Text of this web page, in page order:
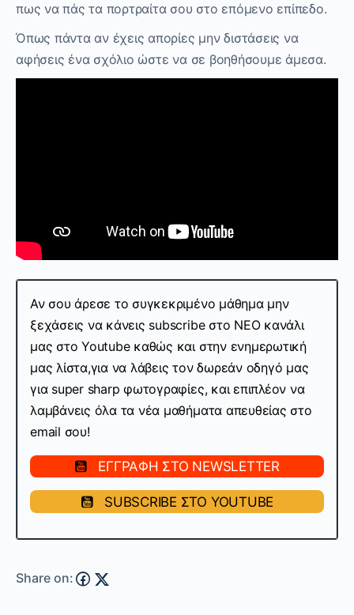
πως να πάς τα πορτραίτα σου στο επόμενο επίπεδο.
Όπως πάντα αν έχεις απορίες μην διστάσεις να
αφήσεις ένα σχόλιο ώστε να σε βοηθήσουμε άμεσα.
Αν σου άρεσε το συγκεκριμένο μάθημα μην
ξεχάσεις να κάνεις subscribe στo ΝΕΟ κανάλι
μας στο Youtube καθώς και στην ενημερωτική
μας λίστα,για να λάβεις τον δωρεάν οδηγό μας
για super sharp φωτογραφίες, και επιπλέον να
λαμβάνεις όλα τα νέα μαθήματα απευθείας στο
email σου!
ΕΓΓΡΑΦΗ ΣΤΟ NEWSLETTER
SUBSCRIBE ΣΤΟ YOUTUBE
Share on: